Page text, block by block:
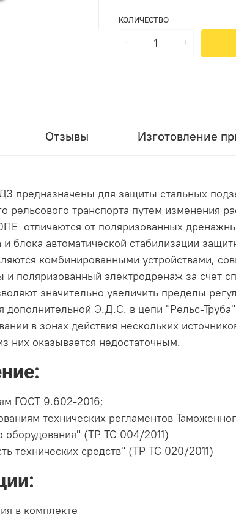
КОЛИЧЕСТВО
Отзывы Изготовление
предназначены для защиты стальных
рельсового транспорта путем изменения
отличаются от поляризованных
и блока автоматической стабилизации
комбинированными устройствами,
поляризованный электродренаж за счет
значительно увеличить пределы
Э.Д.С. в цепи "Рельс-
в зонах действия нескольких
них оказывается недостаточным.
ГОСТ 9.602-2016;
технических регламентов
оборудования" (ТР ТС 004/2011)
технических средств" (ТР ТС 020/2011)
в комплекте